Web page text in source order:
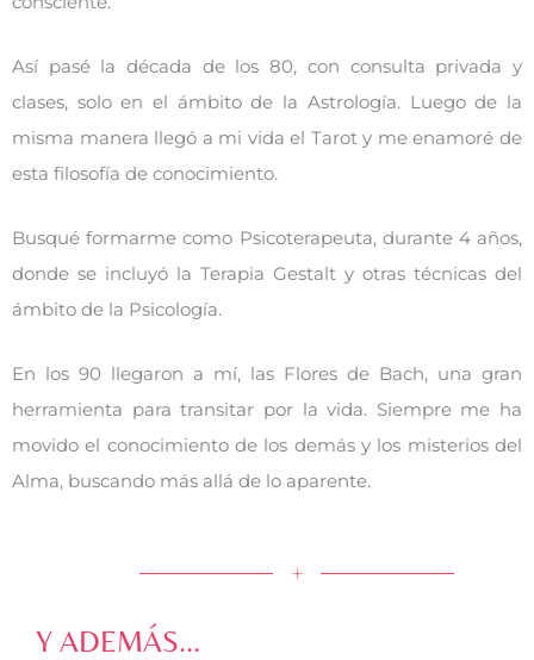
Así pasé la década de los 80, con consulta privada y
clases, solo en el ámbito de la Astrología. Luego de la
misma manera llegó a mi vida el Tarot y me enamoré de
esta filosofía de conocimiento.
Busqué formarme como Psicoterapeuta, durante 4 años,
donde se incluyó la Terapia Gestalt y otras técnicas del
ámbito de la Psicología.
En los 90 llegaron a mí, las Flores de Bach, una gran
herramienta para transitar por la vida. Siempre me ha
movido el conocimiento de los demás y los misterios del
Alma, buscando más allá de lo aparente.
Y ADEMÁS...